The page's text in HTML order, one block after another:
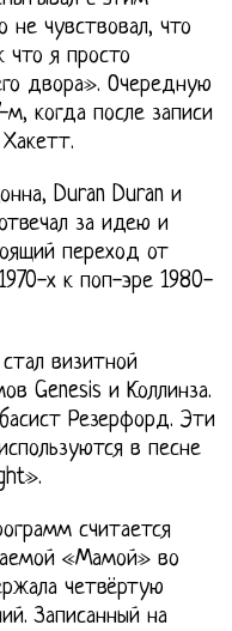
не чувствовал, что
я просто
двора». Очередную
когда после записи
Duran Duran и
за идею и
переход от
х к поп-эре 1980-
визитной
Genesis и Коллинза.
Резерфорд. Эти
в песне
считается
«Мамой» во
четвёртую
Записанный на